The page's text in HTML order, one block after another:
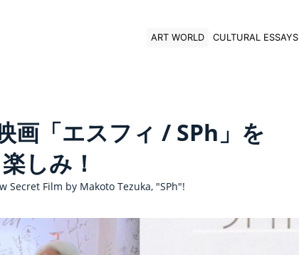
ART WORLD CULTURAL ESSAYS
画「エスフィ / SPh」を
しみ！
Secret Film by Makoto Tezuka, "SPh"!